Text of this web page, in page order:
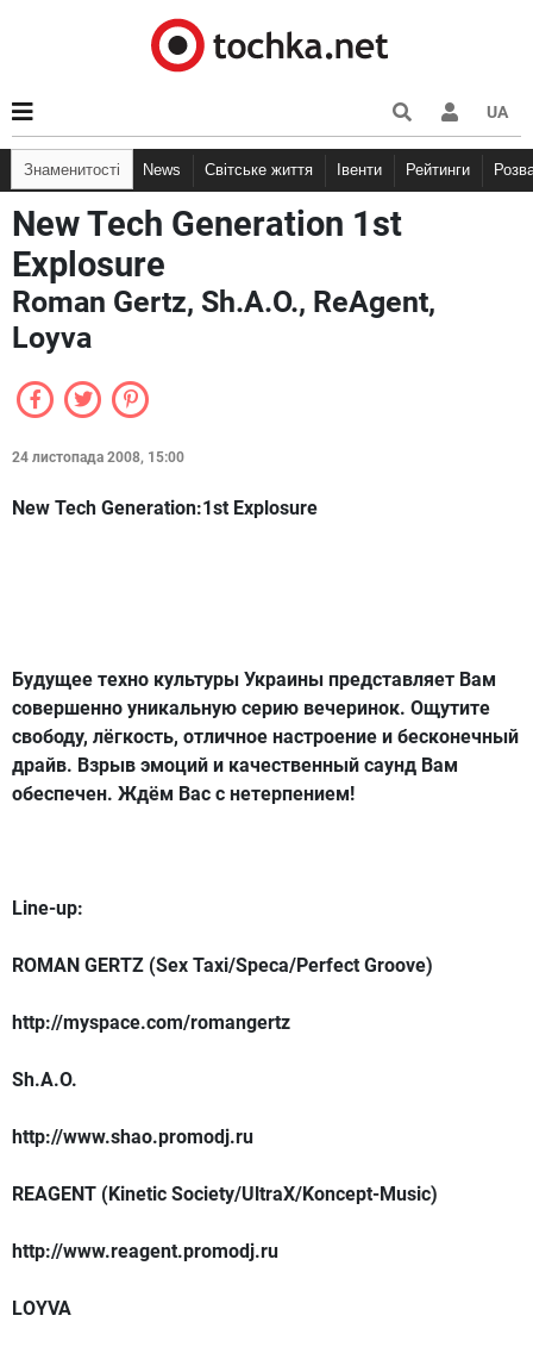
UA
Знаменитості News Світське життя Івенти Рейтинги
New Tech Generation 1st
Explosure
Roman Gertz, Sh.A.O., ReAgent,
Loyva
24 листопада 2008, 15:00
New Tech Generation:1st Explosure
Будущее техно культуры Украины представляет Вам
совершенно уникальную серию вечеринок. Ощутите
свободу, лёгкость, отличное настроение и бесконечный
драйв. Взрыв эмоций и качественный саунд Вам
обеспечен. Ждём Вас с нетерпением!
Line-up:
ROMAN GERTZ (Sex Taxi/Speca/Perfect Groove)
http://myspace.com/romangertz
Sh.A.O.
http://www.shao.promodj.ru
REAGENT (Kinetic Society/UltraX/Koncept-Music)
http://www.reagent.promodj.ru
LOYVA